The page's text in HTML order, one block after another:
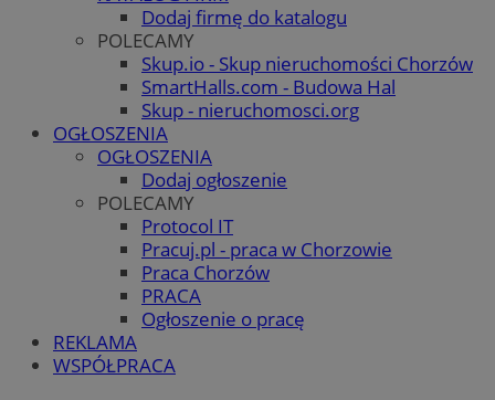
Dodaj firmę do katalogu
POLECAMY
Skup.io - Skup nieruchomości Chorzów
SmartHalls.com - Budowa Hal
Skup - nieruchomosci.org
OGŁOSZENIA
OGŁOSZENIA
Dodaj ogłoszenie
POLECAMY
Protocol IT
Pracuj.pl - praca w Chorzowie
Praca Chorzów
PRACA
Ogłoszenie o pracę
REKLAMA
WSPÓŁPRACA